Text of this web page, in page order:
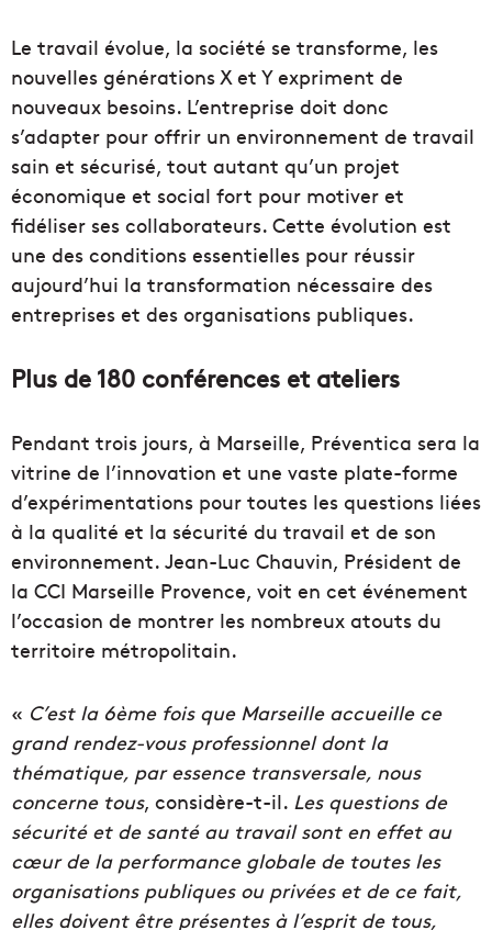
Le travail évolue, la société se transforme, les
nouvelles générations X et Y expriment de
nouveaux besoins. L’entreprise doit donc
s’adapter pour offrir un environnement de travail
sain et sécurisé, tout autant qu’un projet
économique et social fort pour motiver et
fidéliser ses collaborateurs. Cette évolution est
une des conditions essentielles pour réussir
aujourd’hui la transformation nécessaire des
entreprises et des organisations publiques.
Plus de 180 conférences et ateliers
Pendant trois jours, à Marseille, Préventica sera la
vitrine de l’innovation et une vaste plate-forme
d’expérimentations pour toutes les questions liées
à la qualité et la sécurité du travail et de son
environnement. Jean-Luc Chauvin, Président de
la CCI Marseille Provence, voit en cet événement
l’occasion de montrer les nombreux atouts du
territoire métropolitain.
« C’est la 6ème fois que Marseille accueille ce
grand rendez-vous professionnel dont la
thématique, par essence transversale, nous
concerne tous, considère-t-il. Les questions de
sécurité et de santé au travail sont en effet au
cœur de la performance globale de toutes les
organisations publiques ou privées et de ce fait,
elles doivent être présentes à l’esprit de tous,